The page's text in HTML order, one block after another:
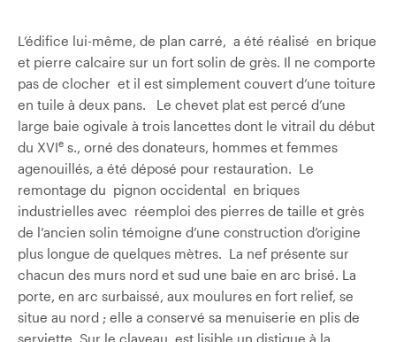
L’édifice lui-même, de plan carré, a été réalisé en brique
et pierre calcaire sur un fort solin de grès. Il ne comporte
pas de clocher et il est simplement couvert d’une toiture
en tuile à deux pans. Le chevet plat est percé d’une
large baie ogivale à trois lancettes dont le vitrail du début
du XVIe s., orné des donateurs, hommes et femmes
agenouillés, a été déposé pour restauration. Le
remontage du pignon occidental en briques
industrielles avec réemploi des pierres de taille et grès
de l’ancien solin témoigne d’une construction d’origine
plus longue de quelques mètres. La nef présente sur
chacun des murs nord et sud une baie en arc brisé. La
porte, en arc surbaissé, aux moulures en fort relief, se
situe au nord ; elle a conservé sa menuiserie en plis de
serviette. Sur le claveau est lisible un distique à la